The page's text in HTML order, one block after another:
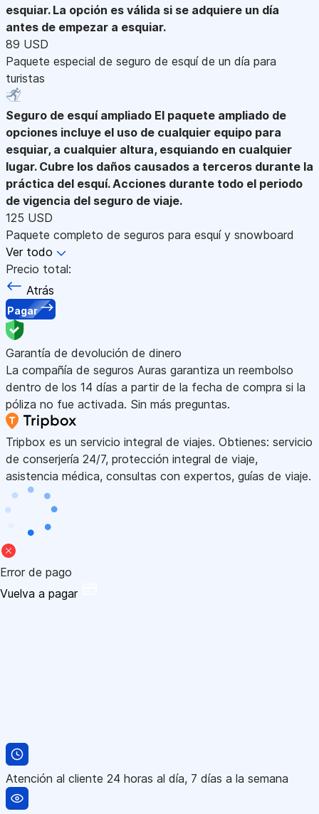
esquiar. La opción es válida si se adquiere un día
antes de empezar a esquiar.
89 USD
Paquete especial de seguro de esquí de un día para
turistas
Seguro de esquí ampliado El paquete ampliado de
opciones incluye el uso de cualquier equipo para
esquiar, a cualquier altura, esquiando en cualquier
lugar. Cubre los daños causados a terceros durante la
práctica del esquí. Acciones durante todo el periodo
de vigencia del seguro de viaje.
125 USD
Paquete completo de seguros para esquí y snowboard
Ver todo
Precio total:
Atrás
Pagar
Garantía de devolución de dinero
La compañía de seguros Auras garantiza un reembolso
dentro de los 14 días a partir de la fecha de compra si la
póliza no fue activada. Sin más preguntas.
Tripbox es un servicio integral de viajes. Obtienes: servicio
de conserjería 24/7, protección integral de viaje,
asistencia médica, consultas con expertos, guías de viaje.
Error de pago
Vuelva a pagar
Atención al cliente 24 horas al día, 7 días a la semana